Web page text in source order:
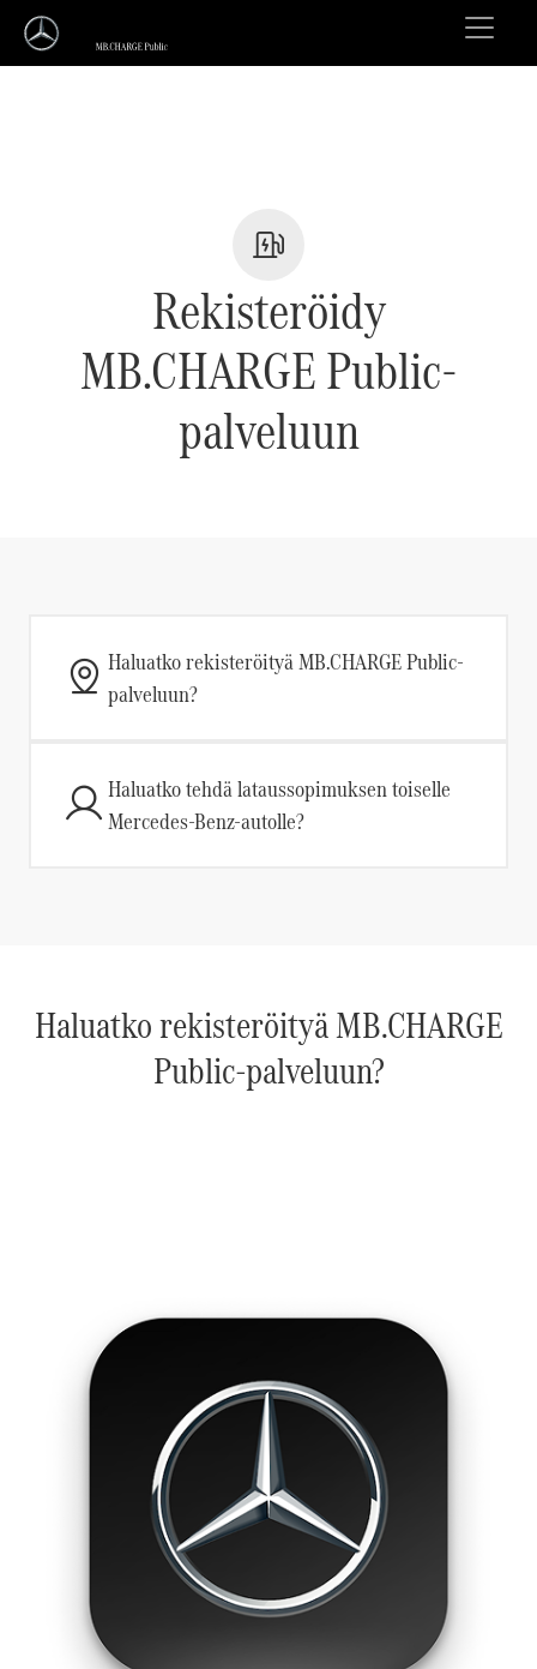
Rekisteröidy
MB.CHARGE Public-
palveluun
Haluatko rekisteröityä MB.CHARGE Public-
palveluun?
Haluatko tehdä lataussopimuksen toiselle
Mercedes-Benz-autolle?
Haluatko rekisteröityä MB.CHARGE
Public-palveluun?